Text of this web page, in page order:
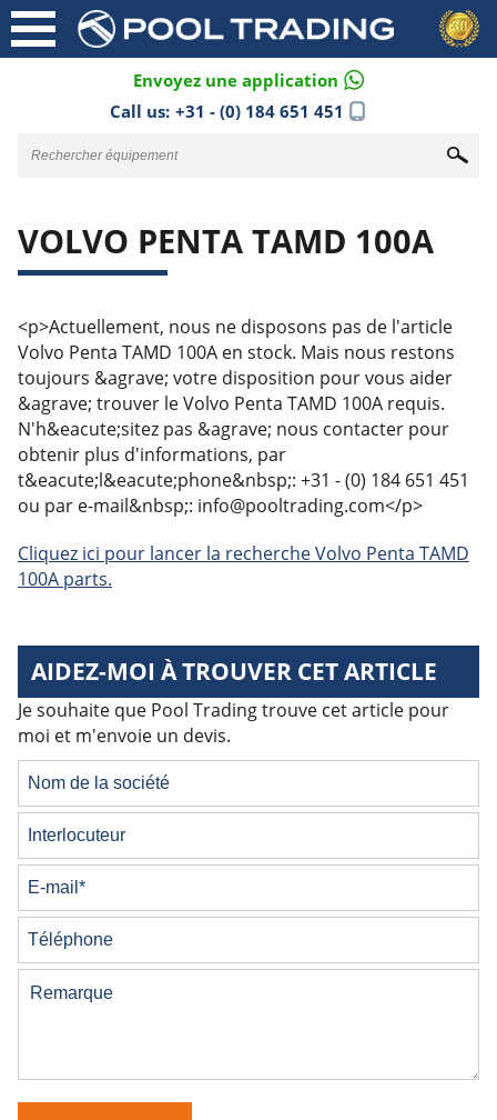
Envoyez une application
Call us: +31 - (0) 184 651 451
VOLVO PENTA TAMD 100A
<p>Actuellement, nous ne disposons pas de l'article
Volvo Penta TAMD 100A en stock. Mais nous restons
toujours &agrave; votre disposition pour vous aider
&agrave; trouver le Volvo Penta TAMD 100A requis.
N'h&eacute;sitez pas &agrave; nous contacter pour
obtenir plus d'informations, par
t&eacute;l&eacute;phone&nbsp;: +31 - (0) 184 651 451
ou par e-mail&nbsp;: info@pooltrading.com</p>
Cliquez ici pour lancer la recherche Volvo Penta TAMD
100A parts.
AIDEZ-MOI À TROUVER CET ARTICLE
Je souhaite que Pool Trading trouve cet article pour
moi et m'envoie un devis.